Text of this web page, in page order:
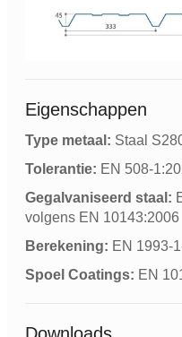
Eigenschappen
Type metaal: Staal
Tolerantie: EN 508-
Gegalvaniseerd staal:
volgens EN 10143:2006
Berekening: EN 1993-
Spoel Coatings: EN
Downloads